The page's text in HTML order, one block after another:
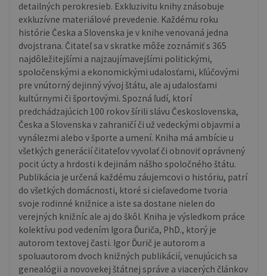
detailných perokresieb. Exkluzivitu knihy znásobuje
exkluzívne materiálové prevedenie. Každému roku
histórie Česka a Slovenska je v knihe venovaná jedna
dvojstrana. Čitateľ sa v skratke môže zoznámiť s 365
najdôležitejšími a najzaujímavejšími politickými,
spoločenskými a ekonomickými udalosťami, kľúčovými
pre vnútorný dejinný vývoj štátu, ale aj udalosťami
kultúrnymi či športovými. Spozná ľudí, ktorí
predchádzajúcich 100 rokov šírili slávu Československa,
Česka a Slovenska v zahraničí či už vedeckými objavmi a
vynálezmi alebo v športe a umení. Kniha má ambície u
všetkých generácií čitateľov vyvolať či obnoviť oprávnený
pocit úcty a hrdosti k dejinám nášho spoločného štátu.
Publikácia je určená každému záujemcovi o históriu, patrí
do všetkých domácnosti, ktoré si cieľavedome tvoria
svoje rodinné knižnice a iste sa dostane nielen do
verejných knižníc ale aj do škôl. Kniha je výsledkom práce
kolektívu pod vedením Igora Ďuriča, PhD., ktorý je
autorom textovej časti. Igor Ďurič je autorom a
spoluautorom dvoch knižných publikácií, venujúcich sa
genealógii a novovekej štátnej správe a viacerých článkov